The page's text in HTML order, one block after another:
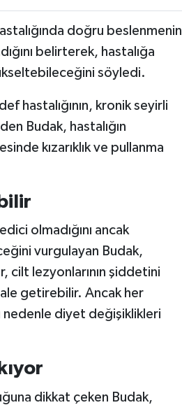
doğru beslenmenin
belirterek, hastalığa
söyledi.
hastalığının, kronik seyirli
Budak, hastalığın
kızarıklık ve pullanma
olmadığını ancak
vurgulayan Budak,
cilt lezyonlarının şiddetini
getirebilir. Ancak her
nedenle diyet değişiklikleri
dikkat çeken Budak,